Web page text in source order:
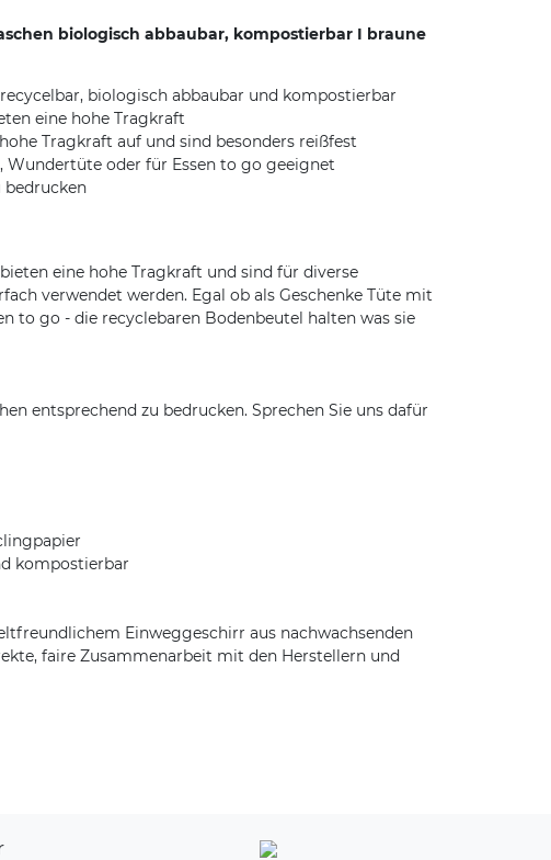
biologisch abbaubar, kompostierbar I braune
biologisch abbaubar und kompostierbar
eine hohe Tragkraft
Tragkraft auf und sind besonders reißfest
Wundertüte oder für Essen to go geeignet
bedrucken
eine hohe Tragkraft und sind für diverse
verwendet werden. Egal ob als Geschenke Tüte mit
to go - die recyclebaren Bodenbeutel halten was sie
entsprechend zu bedrucken. Sprechen Sie uns dafür
kompostierbar
Einweggeschirr aus nachwachsenden
faire Zusammenarbeit mit den Herstellern und